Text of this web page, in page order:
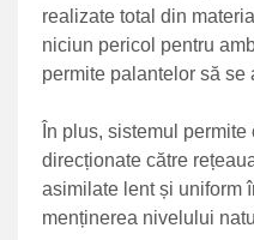
realizate total din
niciun pericol pentru
permite palantelor să se
În plus, sistemul
direcționate către
asimilate lent și uniform
menținerea nivelului